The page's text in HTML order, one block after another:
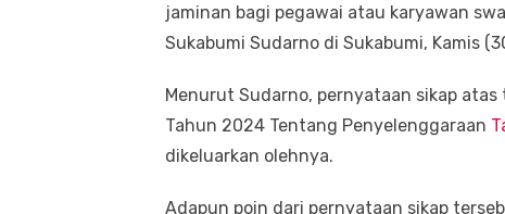
jaminan bagi pegawai atau karyawan
Sukabumi Sudarno di Sukabumi, Kamis
Menurut Sudarno, pernyataan sikap
Tahun 2024 Tentang Penyelenggaraan
dikeluarkan olehnya.
Adapun poin dari pernyataan sikap